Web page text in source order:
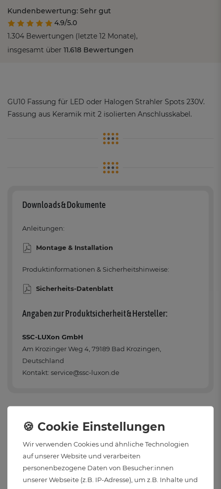
Kundenbewertung: Sehr gut
4.9/5.0
1.304 Bewertungen (letzte 12 Monate),
insgesamt über 11.618 Bewertungen
GU10 Fassung für LED oder Halogen Strahler Spots 230V.
Fassung aus Keramik mit 2 isolierten Anschlusskabel.
Downloads & Dokumente
Anleitungen:
Montage & Installation
Produktinformationen & Sicherheitshinweise:
Sicherheits-Datenblatt
Angaben zur Produktsicherheit & Hersteller:
SSC-LUXon GmbH
Am Krozinger Weg 4, 79189 Bad Krozingen,
Deutschland
Kontakt: service@ssc-luxon.de
0
0
Wir verwenden Cookies und ähnliche Technologien
auf unserer Website und verarbeiten
personenbezogene Daten von Besucher:innen
unserer Webseite (z.B. IP-Adresse), um z.B. Inhalte und